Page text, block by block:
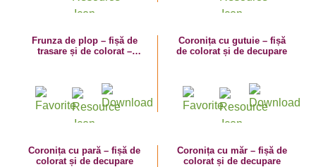
Frunza de plop – fișă de
trasare și de colorat –
Coronița cu gutuie – fișă
de colorat și de decupare
Coronița cu pară – fișă de
colorat și de decupare
Coronița cu măr – fișă de
colorat și de decupare